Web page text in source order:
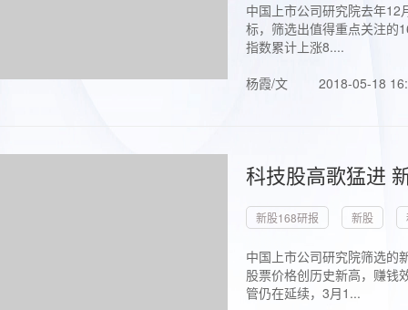
中国上市公司研究院去年
标，筛选出值得重点关注的
指数累计上涨8....
杨霞/文
2018-05-18
科技股高歌猛进
新股168研报 新股
中国上市公司研究院筛选的
股票价格创历史新高，赚钱
管仍在延续，3月1...